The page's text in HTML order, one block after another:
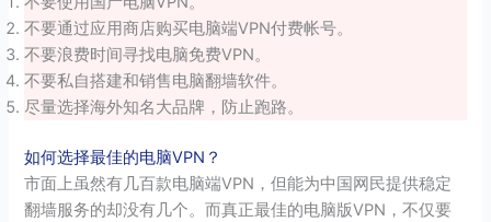
不要通过应用商店购买电脑端VPN付费帐号。
不要浪费时间寻找电脑免费VPN。
不要私自搭建和销售电脑翻墙软件。
尽量选择海外知名大品牌，防止跑路。
如何选择最佳的电脑VPN？
市面上虽然有几百款电脑端VPN，但能为中国网民提供稳定
翻墙服务的却没有几个。而真正最佳的电脑版VPN，不仅要